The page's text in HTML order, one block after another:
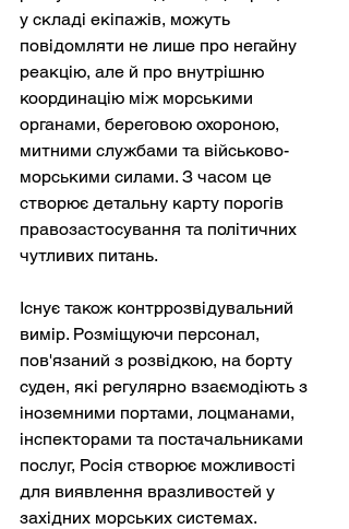
у складі екіпажів, можуть
повідомляти не лише про негайну
реакцію, але й про внутрішню
координацію між морськими
органами, береговою охороною,
митними службами та військово-
морськими силами. З часом це
створює детальну карту порогів
правозастосування та політичних
чутливих питань.
Існує також контррозвідувальний
вимір. Розміщуючи персонал,
пов'язаний з розвідкою, на борту
суден, які регулярно взаємодіють з
іноземними портами, лоцманами,
інспекторами та постачальниками
послуг, Росія створює можливості
для виявлення вразливостей у
західних морських системах.